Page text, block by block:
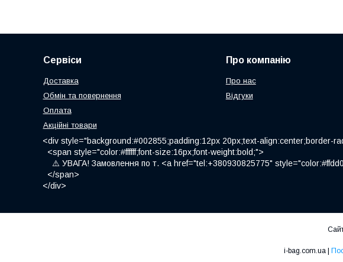
Сервіси
Доставка
Обмін та повернення
Оплата
Акційні товари
Про компанію
Про нас
Відгуки
<div style="background:#002855;padding:12px 20px;text-align:center;border-
<span style="color:#ffffff;font-size:16px;font-weight:bold;">
⚠️ УВАГА! Замовлення по т. <a href="tel:+380930825775"
</span>
</div>